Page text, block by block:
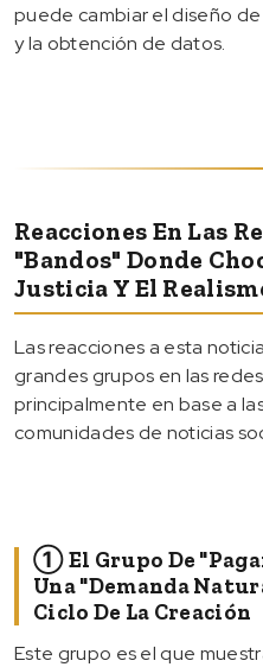
puede cambiar el diseño
y la obtención de datos.
Reacciones En Las
"bandos" Donde
Justicia Y El
Las reacciones a esta
grandes grupos en las
principalmente en base a
comunidades de noticias
① El Grupo De
Una "demanda
Ciclo De La Creación
Este grupo es el que